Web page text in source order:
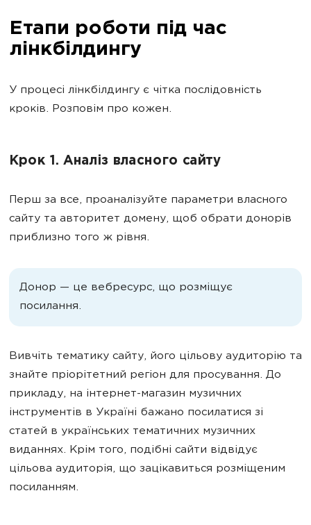
Етапи роботи під час
лінкбілдингу
У процесі лінкбілдингу є чітка послідовність
кроків. Розповім про кожен.
Крок 1. Аналіз власного сайту
Перш за все, проаналізуйте параметри власного
сайту та авторитет домену, щоб обрати донорів
приблизно того ж рівня.
Донор — це вебресурс, що розміщує
посилання.
Вивчіть тематику сайту, його цільову аудиторію та
знайте пріорітетний регіон для просування. До
прикладу, на інтернет-магазин музичних
інструментів в Україні бажано посилатися зі
статей в українських тематичних музичних
виданнях. Крім того, подібні сайти відвідує
цільова аудиторія, що зацікавиться розміщеним
посиланням.